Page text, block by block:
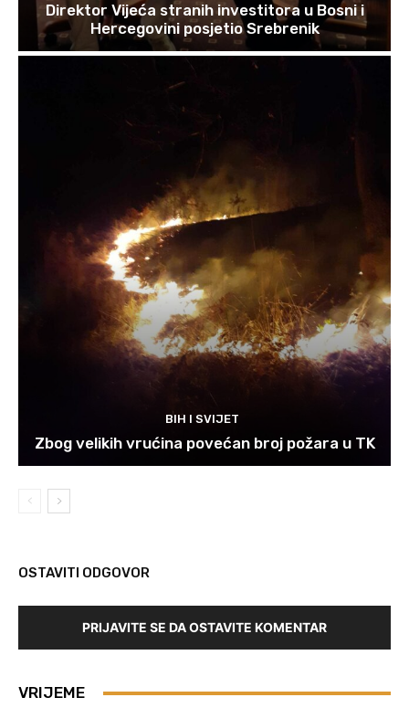
Direktor Vijeća stranih investitora u Bosni i
Hercegovini posjetio Srebrenik
BIH I SVIJET
Zbog velikih vrućina povećan broj požara u TK
OSTAVITI ODGOVOR
PRIJAVITE SE DA OSTAVITE KOMENTAR
VRIJEME